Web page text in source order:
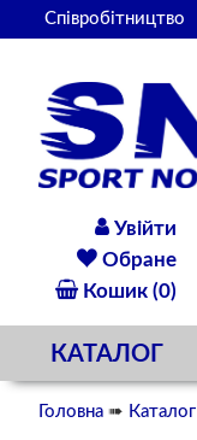
Співробітництво
Увійти
Обране
Кошик (0)
КАТАЛОГ
Головна ➠ Каталог